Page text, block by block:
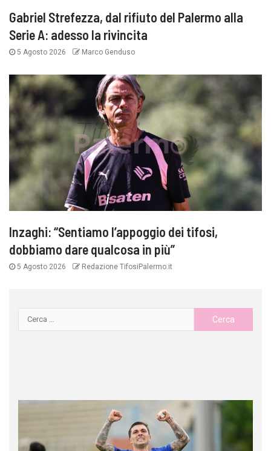
Gabriel Strefezza, dal rifiuto del Palermo alla
Serie A: adesso la rivincita
5 Agosto 2026 Marco Genduso
Inzaghi: “Sentiamo l’appoggio dei tifosi,
dobbiamo dare qualcosa in più”
5 Agosto 2026 Redazione TifosiPalermo.it